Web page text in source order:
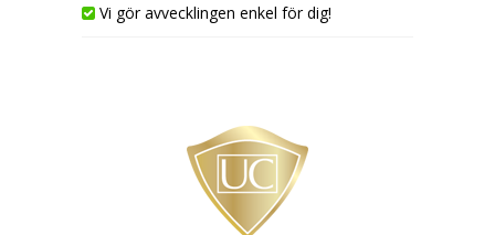
Vi gör avvecklingen enkel för dig!